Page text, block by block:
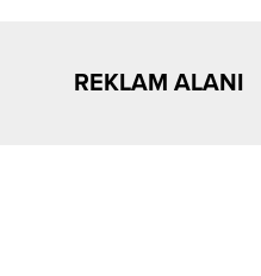
REKLAM ALANI